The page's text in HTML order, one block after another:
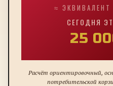
≈
СЕГОДНЯ
25
Расчёт ориентировочный,
потребительской